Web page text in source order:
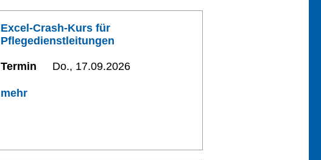
Excel-Crash-Kurs für
Pflegedienstleitungen
Termin Do., 17.09.2026
mehr